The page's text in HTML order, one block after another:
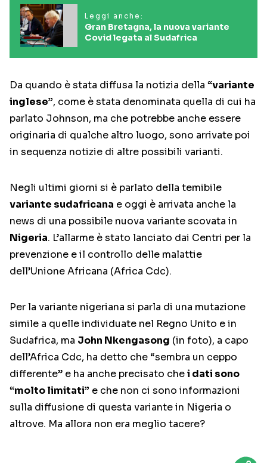
Leggi anche:
Gran Bretagna, la nuova variante
Covid legata al Sudafrica
Da quando è stata diffusa la notizia della “variante
inglese”, come è stata denominata quella di cui ha
parlato Johnson, ma che potrebbe anche essere
originaria di qualche altro luogo, sono arrivate poi
in sequenza notizie di altre possibili varianti.
Negli ultimi giorni si è parlato della temibile
variante sudafricana e oggi è arrivata anche la
news di una possibile nuova variante scovata in
Nigeria. L’allarme è stato lanciato dai Centri per la
prevenzione e il controllo delle malattie
dell’Unione Africana (Africa Cdc).
Per la variante nigeriana si parla di una mutazione
simile a quelle individuate nel Regno Unito e in
Sudafrica, ma John Nkengasong (in foto), a capo
dell’Africa Cdc, ha detto che “sembra un ceppo
differente” e ha anche precisato chei dati sono
“molto limitati” e che non ci sono informazioni
sulla diffusione di questa variante in Nigeria o
altrove. Ma allora non era meglio tacere?